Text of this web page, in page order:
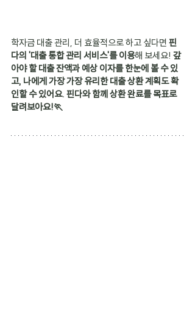
학자금 대출 관리, 더 효율적으로 하고 싶다면 핀
다의 '대출 통합 관리 서비스'를 이용해 보세요! 갚
아야 할 대출 잔액과 예상 이자를 한눈에 볼 수 있
고, 나에게 가장 가장 유리한 대출 상환 계획도 확
인할 수 있어요. 핀다와 함께 상환 완료를 목표로
달려보아요!🏃